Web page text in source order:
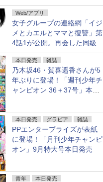
花嫁 -ヴァルキュリア-」1巻
本日発売
Web/アプリ
女子グループの連絡網「イジ
メとカエルとママと復讐」第
4話1が公開。再会した同級生
は……
本日発売 雑誌
乃木坂46・賀喜遥香さんが5
年ぶりに登場！「週刊少年チ
ャンピオン 36＋37号」本日
本日発売 グラビア 雑誌
PPエンタープライズが表紙
に登場！「月刊少年チャンピ
オン」9月特大号本日発売
青年 本日発売